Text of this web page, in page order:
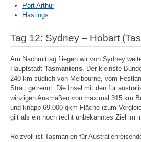
Port Arthur
Hastings
Tag 12: Sydney – Hobart
Am Nachmittag fliegen wir von Sydney
Hauptstadt Tasmaniens. Der kleinste
240 km südlich von Melbourne, vom
Strait getrennt. Die Insel mit den für
winzigen Ausmaßen von maximal 315 km
und knapp 69.000 qkm Fläche (zum
gilt als ein noch recht unbekanntes Ziel im
Reizvoll ist Tasmanien für